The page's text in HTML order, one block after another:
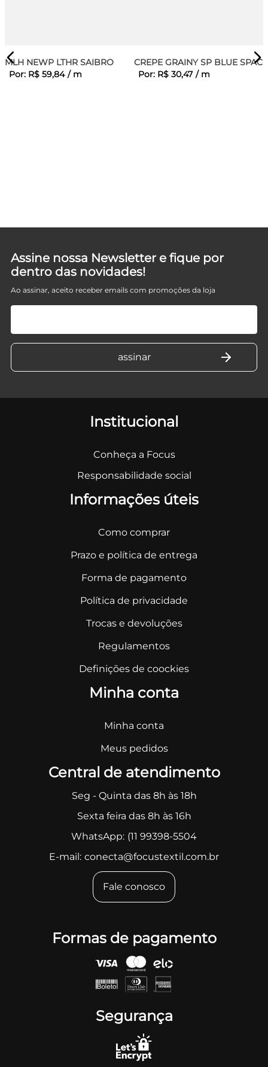
MLH NEWP LTHR SAIBRO
Por: R$ 59,84 / m
CREPE GRAINY SP BLUE SPACE
Por: R$ 30,47 / m
Assine nossa Newsletter e fique por
dentro das novidades!
Ao assinar, aceito receber emails com promoções da loja
Institucional
Conheça a Focus
Responsabilidade social
Informações úteis
Como comprar
Prazo e política de entrega
Forma de pagamento
Política de privacidade
Trocas e devoluções
Regulamentos
Definições de coockies
Minha conta
Minha conta
Meus pedidos
Central de atendimento
Seg - Quinta das 8h às 18h
Sexta feira das 8h às 16h
WhatsApp: (11 99398-5504
E-mail: conecta@focustextil.com.br
Fale conosco
Formas de pagamento
Segurança